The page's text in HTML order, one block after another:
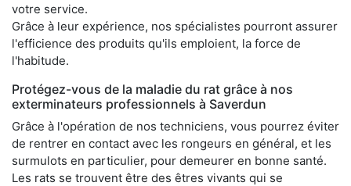
votre service.
Grâce à leur expérience, nos spécialistes pourront assurer
l'efficience des produits qu'ils emploient, la force de
l'habitude.
Protégez-vous de la maladie du rat grâce à nos
exterminateurs professionnels à Saverdun
Grâce à l'opération de nos techniciens, vous pourrez éviter
de rentrer en contact avec les rongeurs en général, et les
surmulots en particulier, pour demeurer en bonne santé.
Les rats se trouvent être des êtres vivants qui se